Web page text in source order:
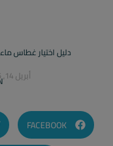
دليل اختيار غطاس
أبريل 14, 2025
FACEBOOK